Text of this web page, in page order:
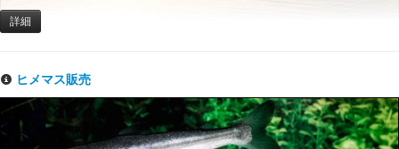
詳細
ヒメマス販売